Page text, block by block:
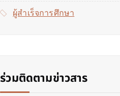
ผู้สำเร็จการศึกษา
ร่วมติดตามข่าวสาร